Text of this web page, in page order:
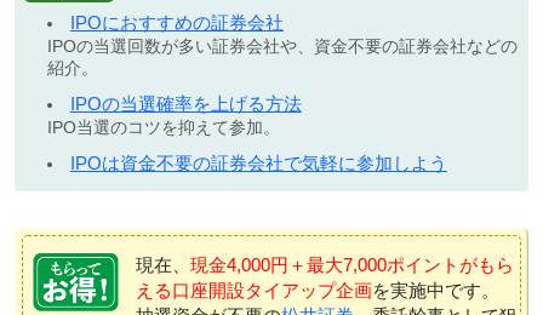
IPOにおすすめの証券会社
IPOの当選回数が多い証券会社や、資金不要の証券会社などの
紹介。
IPOの当選確率を上げる方法
IPO当選のコツを抑えて参加。
IPOは資金不要の証券会社で気軽に参加しよう
現在、 現金4,000円＋最大7,000ポイントがもら
える口座開設タイアップ企画を実施中です。